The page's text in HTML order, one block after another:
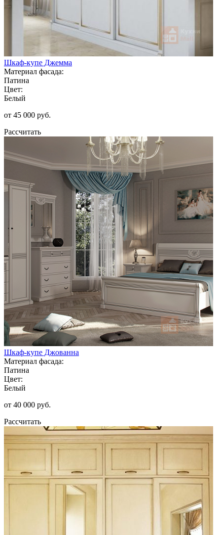
Шкаф-купе Джемма
Материал фасада:
Патина
Цвет:
Белый
от 45 000 руб.
Рассчитать
Шкаф-купе Джованна
Материал фасада:
Патина
Цвет:
Белый
от 40 000 руб.
Рассчитать